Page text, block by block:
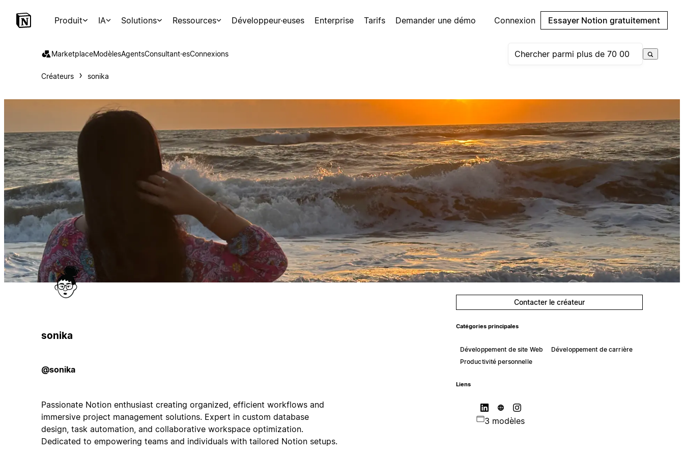
Produit IA Solutions Ressources Développeur·euses Enterprise Tarifs Demander une démo Connexion Essayer Notion gratuitement
MarketplaceModèlesAgentsConsultant·esConnexions
Créateurs sonika
sonika
@sonika
Passionate Notion enthusiast creating organized, efficient workflows and
immersive project management solutions. Expert in custom database
design, task automation, and collaborative workspace optimization.
Dedicated to empowering teams and individuals with tailored Notion setups.
Contacter le créateur
Catégories principales
Développement de site Web
Développement de carrière
Productivité personnelle
Liens
3 modèles